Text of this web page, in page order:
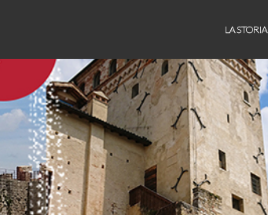
LA STORIA